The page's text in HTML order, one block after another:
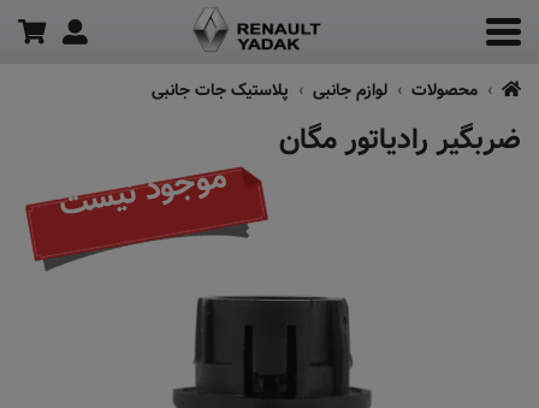
محصولات لوازم جانبی پلاستیک جات جانبی
ضربگیر رادیاتور مگان
موجود نیست